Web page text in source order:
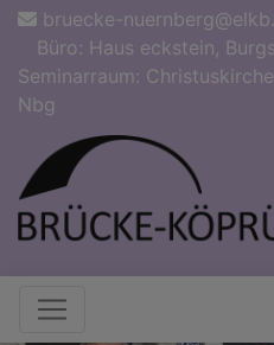
Direkt
Inhalt
bruecke-
Büro: Haus eckstein,
Seminarraum:
Nbg